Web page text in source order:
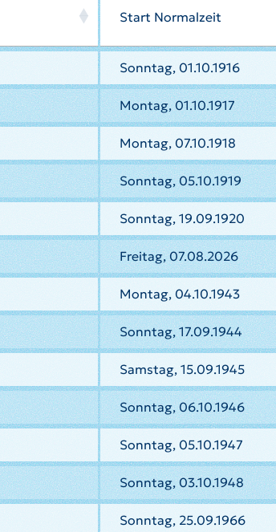
Start Normalzeit
Sonntag, 01.10.1916
Montag, 01.10.1917
Montag, 07.10.1918
Sonntag, 05.10.1919
Sonntag, 19.09.1920
Freitag, 07.08.2026
Montag, 04.10.1943
Sonntag, 17.09.1944
Samstag, 15.09.1945
Sonntag, 06.10.1946
Sonntag, 05.10.1947
Sonntag, 03.10.1948
Sonntag, 25.09.1966